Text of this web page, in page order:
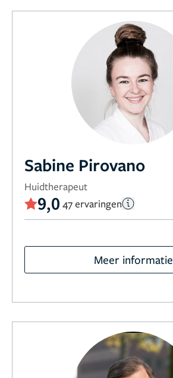
Sabine Pirovano
Huidtherapeut
9,0 47 ervaringen
Meer informatie